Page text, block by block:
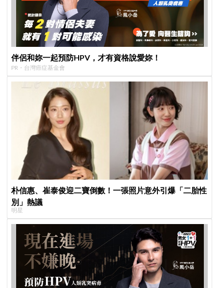
伴侶和妳一起預防HPV，才有資格說愛妳！
PR・台灣癌症基金會
朴信惠、崔泰俊迎二寶倒數！一張照片意外引爆「二胎性
別」熱議
明星